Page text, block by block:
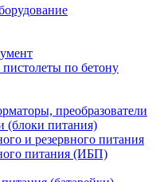
по бетону
преобразователи
(блоки питания)
и резервного питания
питания (ИБП)